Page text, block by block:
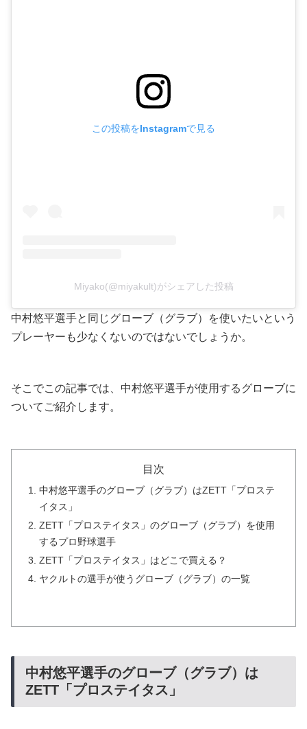
この投稿をInstagramで見る
Miyako(@miyakult)がシェアした投稿
中村悠平選手と同じグローブ（グラブ）を使いたいという
プレーヤーも少なくないのではないでしょうか。
そこでこの記事では、中村悠平選手が使用するグローブに
ついてご紹介します。
目次
中村悠平選手のグローブ（グラブ）はZETT「プロステ
イタス」
ZETT「プロステイタス」のグローブ（グラブ）を使用
するプロ野球選手
ZETT「プロステイタス」はどこで買える？
ヤクルトの選手が使うグローブ（グラブ）の一覧
中村悠平選手のグローブ（グラブ）は
ZETT「プロステイタス」